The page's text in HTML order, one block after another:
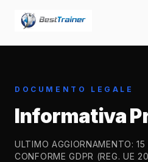
DOCUMENTO LEGALE
Informativa
ULTIMO AGGIORNAMENTO:
CONFORME GDPR (REG. UE